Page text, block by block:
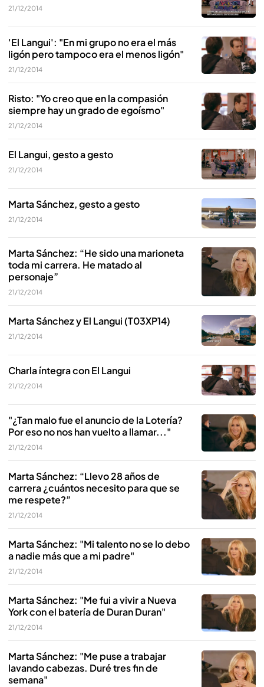
21/12/2014
'El Langui': "En mi grupo no era el más
ligón pero tampoco era el menos ligón"
21/12/2014
Risto: "Yo creo que en la compasión
siempre hay un grado de egoísmo"
21/12/2014
El Langui, gesto a gesto
21/12/2014
Marta Sánchez, gesto a gesto
21/12/2014
Marta Sánchez: “He sido una marioneta
toda mi carrera. He matado al
personaje”
21/12/2014
Marta Sánchez y El Langui (T03XP14)
21/12/2014
Charla íntegra con El Langui
21/12/2014
"¿Tan malo fue el anuncio de la Lotería?
Por eso no nos han vuelto a llamar..."
21/12/2014
Marta Sánchez: “Llevo 28 años de
carrera ¿cuántos necesito para que se
me respete?”
21/12/2014
Marta Sánchez: "Mi talento no se lo debo
a nadie más que a mi padre"
21/12/2014
Marta Sánchez: "Me fui a vivir a Nueva
York con el batería de Duran Duran"
21/12/2014
Marta Sánchez: "Me puse a trabajar
lavando cabezas. Duré tres fin de
semana"